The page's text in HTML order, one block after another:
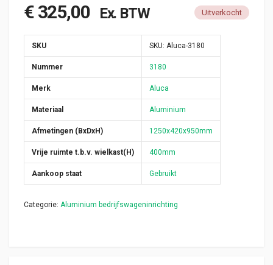
€325,00 Ex. BTW Uitverkocht
SKU SKU: Aluca-3180
Nummer 3180
Merk Aluca
Materiaal Aluminium
Afmetingen (BxDxH) 1250x420x950mm
Vrije ruimte t.b.v. wielkast(H) 400mm
Aankoop staat Gebruikt
Categorie: Aluminium bedrijfswageninrichting